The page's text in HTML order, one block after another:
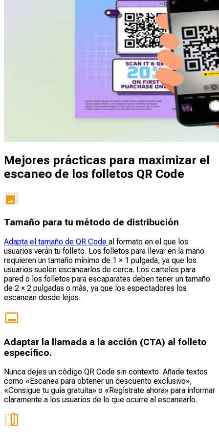
Mejores prácticas para maximizar el
escaneo de los folletos QR Code
Tamaño para tu método de distribución
Adapta el tamaño de QR Code al formato en el que los
usuarios verán tu folleto. Los folletos para llevar en la mano
requieren un tamaño mínimo de 1 × 1 pulgada, ya que los
usuarios suelen escanearlos de cerca. Los carteles para
pared o los folletos para escaparates deben tener un tamaño
de 2 × 2 pulgadas o más, ya que los espectadores los
escanean desde lejos.
Adaptar la llamada a la acción (CTA) al folleto
específico.
Nunca dejes un código QR Code sin contexto. Añade textos
como «Escanea para obtener un descuento exclusivo»,
«Consigue tu guía gratuita» o «Regístrate ahora» para informar
claramente a los usuarios de lo que ocurre al escanearlo.